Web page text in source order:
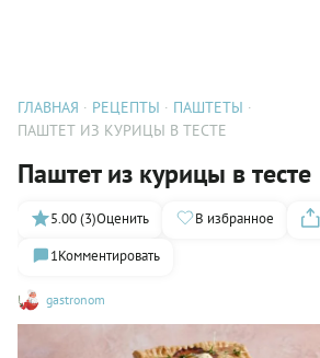
ГЛАВНАЯ РЕЦЕПТЫ
ПАШТЕТЫ
ПАШТЕТ ИЗ КУРИЦЫ В ТЕСТЕ
Паштет из курицы в тесте
gastronom
5.00 (3)Оценить В избранное
1Комментировать